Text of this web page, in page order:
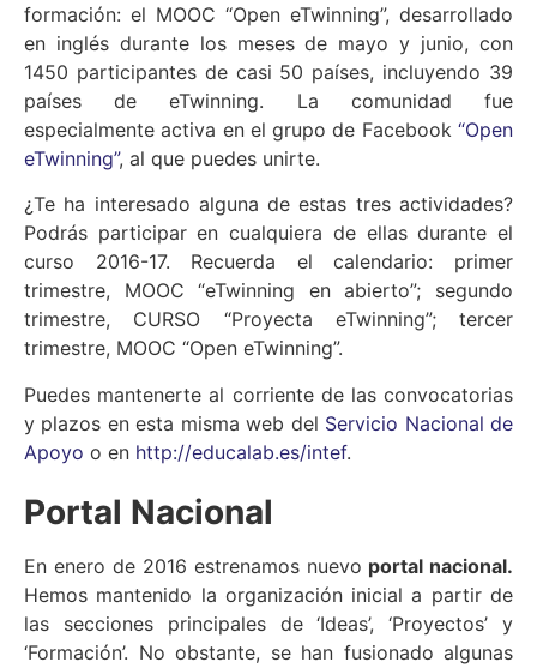
formación: el MOOC “Open eTwinning”, desarrollado
en inglés durante los meses de mayo y junio, con
1450 participantes de casi 50 países, incluyendo 39
países de eTwinning. La comunidad fue
especialmente activa en el grupo de Facebook “Open
eTwinning”, al que puedes unirte.
¿Te ha interesado alguna de estas tres actividades?
Podrás participar en cualquiera de ellas durante el
curso 2016-17. Recuerda el calendario: primer
trimestre, MOOC “eTwinning en abierto”; segundo
trimestre, CURSO “Proyecta eTwinning”; tercer
trimestre, MOOC “Open eTwinning”.
Puedes mantenerte al corriente de las convocatorias
y plazos en esta misma web del Servicio Nacional de
Apoyo o en http://educalab.es/intef.
Portal Nacional
En enero de 2016 estrenamos nuevo portal nacional.
Hemos mantenido la organización inicial a partir de
las secciones principales de ‘Ideas’, ‘Proyectos’ y
‘Formación’. No obstante, se han fusionado algunas